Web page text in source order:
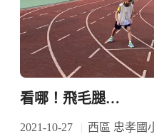
看哪！飛毛腿…
2021-10-27 西區 忠孝國